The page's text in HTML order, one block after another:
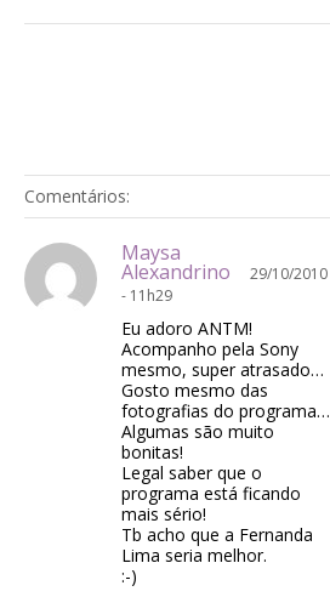
Comentários:
Maysa
Alexandrino
29/10/2010
- 11h29
Eu adoro ANTM!
Acompanho pela Sony
mesmo, super atrasado…
Gosto mesmo das
fotografias do programa…
Algumas são muito
bonitas!
Legal saber que o
programa está ficando
mais sério!
Tb acho que a Fernanda
Lima seria melhor.
:-)